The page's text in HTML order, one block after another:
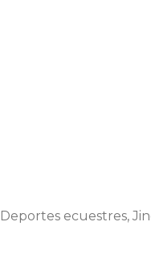
Deportes ecuestres,